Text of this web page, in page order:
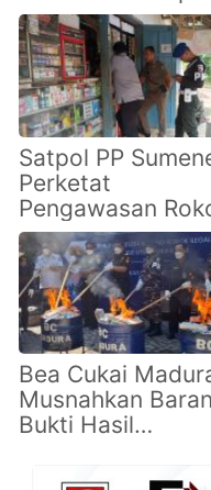
Dorong Tata
Tembakau yang
Berkeadilan
Satpol PP
Perketat
Pengawasan
Ilegal, Dorong
Ketertiban
Lewat DBHCHT
2025
Bea Cukai
Musnahkan
Bukti Hasil
Rp29,5 Miliar